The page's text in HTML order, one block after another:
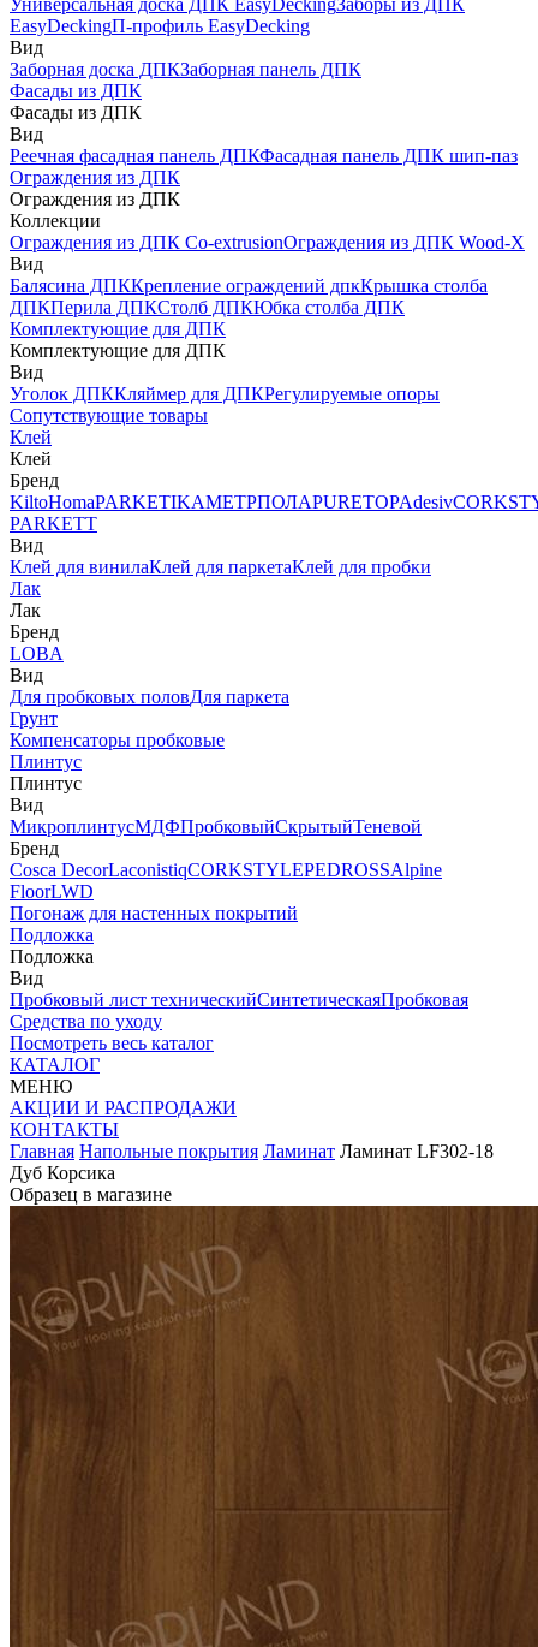
Универсальная доска ДПК EasyDeckingЗаборы из ДПК
EasyDeckingП-профиль EasyDecking
Вид
Заборная доска ДПКЗаборная панель ДПК
Фасады из ДПК
Фасады из ДПК
Вид
Реечная фасадная панель ДПКФасадная панель ДПК шип-паз
Ограждения из ДПК
Ограждения из ДПК
Коллекции
Ограждения из ДПК Co-extrusionОграждения из ДПК Wood-X
Вид
Балясина ДПККрепление ограждений дпкКрышка столба
ДПКПерила ДПКСтолб ДПКЮбка столба ДПК
Комплектующие для ДПК
Комплектующие для ДПК
Вид
Уголок ДПККляймер для ДПКРегулируемые опоры
Сопутствующие товары
Клей
Клей
Бренд
KiltoHomaPARKETIKAМЕТРПОЛАPURETOPAdesiv
PARKETT
Вид
Клей для винилаКлей для паркетаКлей для пробки
Лак
Лак
Бренд
LOBA
Вид
Для пробковых половДля паркета
Грунт
Компенсаторы пробковые
Плинтус
Плинтус
Вид
МикроплинтусМДФПробковыйСкрытыйТеневой
Бренд
Cosca DecorLaconistiqCORKSTYLEPEDROSSAlpine
FloorLWD
Погонаж для настенных покрытий
Подложка
Подложка
Вид
Пробковый лист техническийСинтетическаяПробковая
Средства по уходу
Посмотреть весь каталог
КАТАЛОГ
МЕНЮ
АКЦИИ И РАСПРОДАЖИ
КОНТАКТЫ
Главная Напольные покрытия Ламинат Ламинат LF302-18
Дуб Корсика
Образец в магазине